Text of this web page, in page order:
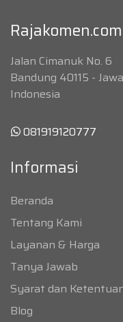
Rajakomen.com
Jalan Cimanuk No. 6
Bandung 40115 -
Indonesia
081919120777
Informasi
Beranda
Tentang Kami
Layanan & Harga
Tanya Jawab
Syarat dan
Blog